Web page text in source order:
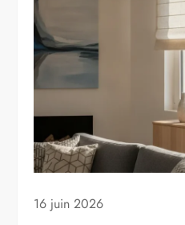
16 juin 2026